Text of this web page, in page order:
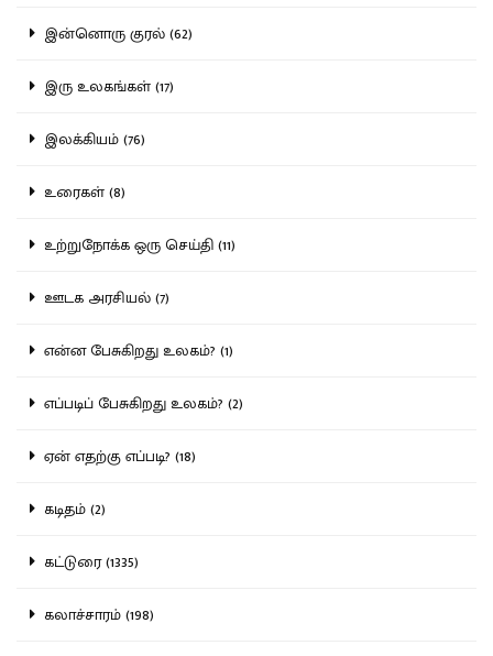
இன்னொரு குரல் (62)
இரு உலகங்கள் (17)
இலக்கியம் (76)
உரைகள் (8)
உற்றுநோக்க ஒரு செய்தி (11)
ஊடக அரசியல் (7)
என்ன பேசுகிறது உலகம்? (1)
எப்படிப் பேசுகிறது உலகம்? (2)
ஏன் எதற்கு எப்படி? (18)
கடிதம் (2)
கட்டுரை (1335)
கலாச்சாரம் (198)